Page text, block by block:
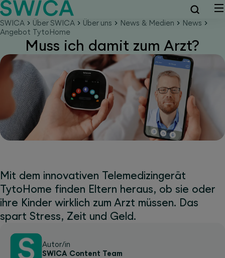
SWICA Über SWICA Über uns News & Medien
News
Angebot TytoHome
Muss ich damit zum Arzt?
Mit dem innovativen Telemedizingerät
TytoHome finden Eltern heraus, ob sie oder
ihre Kinder wirklich zum Arzt müssen. Das
spart Stress, Zeit und Geld.
Autor/in
SWICA Content Team